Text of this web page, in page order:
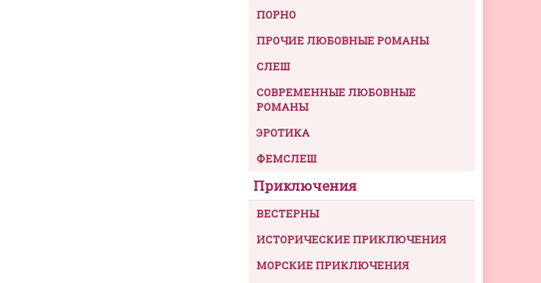
ПОРНО
ПРОЧИЕ ЛЮБОВНЫЕ РОМАНЫ
СЛЕШ
СОВРЕМЕННЫЕ ЛЮБОВНЫЕ
РОМАНЫ
ЭРОТИКА
ФЕМСЛЕШ
Приключения
ВЕСТЕРНЫ
ИСТОРИЧЕСКИЕ ПРИКЛЮЧЕНИЯ
МОРСКИЕ ПРИКЛЮЧЕНИЯ